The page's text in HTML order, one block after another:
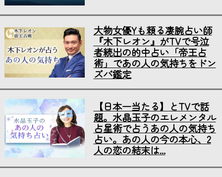
大物女優Yも頼る凄腕占い師
『木下レオン』がTVで号泣
者続出の的中占い「帝王占
術」であの人の気持ちをドン
ズバ鑑定
【日本一当たる】とTVで話
題。水晶玉子のエレメンタル
占星術で占うあの人の気持ち
占い。あの人の今の本心、2
人の恋の結末は...